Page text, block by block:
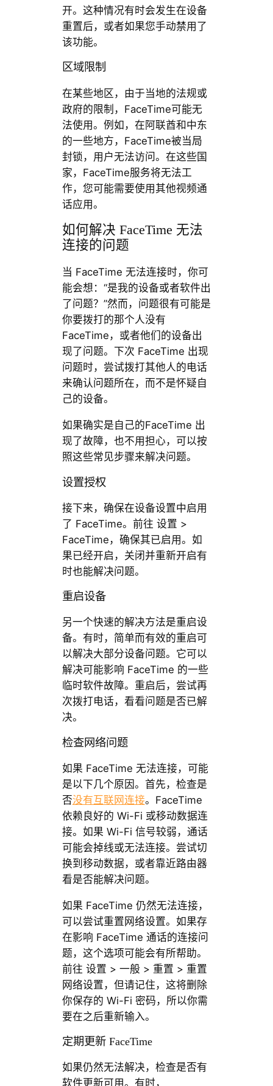
开。这种情况有时会发生在设备
重置后，或者如果您手动禁用了
该功能。
区域限制
在某些地区，由于当地的法规或
政府的限制，FaceTime可能无
法使用。例如，在阿联酋和中东
的一些地方，FaceTime被当局
封锁，用户无法访问。在这些国
家，FaceTime服务将无法工
作，您可能需要使用其他视频通
话应用。
如何解决 FaceTime 无法
连接的问题
当 FaceTime 无法连接时，你可
能会想：“是我的设备或者软件出
了问题？”然而，问题很有可能是
你要拨打的那个人没有
FaceTime，或者他们的设备出
现了问题。下次 FaceTime 出现
问题时，尝试拨打其他人的电话
来确认问题所在，而不是怀疑自
己的设备。
如果确实是自己的FaceTime 出
现了故障，也不用担心，可以按
照这些常见步骤来解决问题。
设置授权
接下来，确保在设备设置中启用
了 FaceTime。前往 设置 >
FaceTime，确保其已启用。如
果已经开启，关闭并重新开启有
时也能解决问题。
重启设备
另一个快速的解决方法是重启设
备。有时，简单而有效的重启可
以解决大部分设备问题。它可以
解决可能影响 FaceTime 的一些
临时软件故障。重启后，尝试再
次拨打电话，看看问题是否已解
决。
检查网络问题
如果 FaceTime 无法连接，可能
是以下几个原因。首先，检查是
否没有互联网连接。FaceTime
依赖良好的 Wi-Fi 或移动数据连
接。如果 Wi-Fi 信号较弱，通话
可能会掉线或无法连接。尝试切
换到移动数据，或者靠近路由器
看是否能解决问题。
如果 FaceTime 仍然无法连接，
可以尝试重置网络设置。如果存
在影响 FaceTime 通话的连接问
题，这个选项可能会有所帮助。
前往 设置 > 一般 > 重置 > 重置
网络设置，但请记住，这将删除
你保存的 Wi-Fi 密码，所以你需
要在之后重新输入。
定期更新 FaceTime
如果仍然无法解决，检查是否有
软件更新可用。有时，